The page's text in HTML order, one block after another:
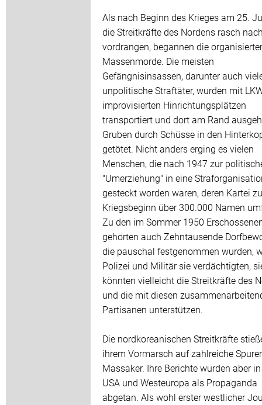
Als nach Beginn des Krieges am 25.
die Streitkräfte des Nordens rasch
vordrangen, begannen die
Massenmorde. Die meisten
Gefängnisinsassen, darunter auch
unpolitische Straftäter, wurden mit
improvisierten Hinrichtungsplätzen
transportiert und dort am Rand
Gruben durch Schüsse in den
getötet. Nicht anders erging es vielen
Menschen, die nach 1947 zur
"Umerziehung" in eine
gesteckt worden waren, deren Kartei zu
Kriegsbeginn über 300.000 Namen
Zu den im Sommer 1950
gehörten auch Zehntausende
die pauschal festgenommen wurden,
Polizei und Militär sie verdächtigten,
könnten vielleicht die Streitkräfte des
und die mit diesen
Partisanen unterstützen.
Die nordkoreanischen Streitkräfte
ihrem Vormarsch auf zahlreiche
Massaker. Ihre Berichte wurden aber
USA und Westeuropa als Propaganda
abgetan. Als wohl erster westlicher